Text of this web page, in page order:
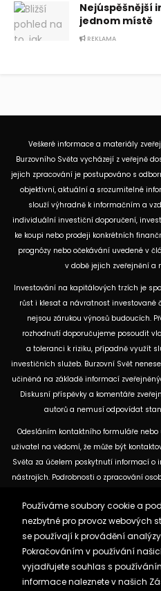
Nejúspěšnější
jednom místě
REKLAMA
Veškeré informace a materiály
Burzovního Světa vycházejí z veřejně
jejich zpracování je postupováno s
objektivní, aktuální a srozumitelné
slouží výhradně k informačním a
individuální investiční doporučení,
ke koupi nebo prodeji konkrétních
prognózy nebo očekávání uvedené v
v době jejich zveřejnění a
Investování na kapitálových trzích je
růst i klesat a návratnost investované
nejsou zárukou výnosů budoucích.
rozhodnutí doporučujeme posoudit
a toleranci k riziku, případně využít
investičních služeb. Burzovní Svět
učiněná na základě informací
Diskusní příspěvky a komentáře
autorů a nemusí odpovídat
Odesláním kontaktního formuláře
uživatel na vědomí, že může být
Světa za účelem poskytnutí informací
nástrojích. Podrobnosti o zpracování
dostupných na těchto internetových
být uvedeny informace o použitých
ke kterému se vztahují
Zásady ochrany osobních
Používáme soubory cookie a
nezbytné pro provoz webových
se používají k provádění
Pokračováním v používání
vyjadřujete souhlas s
informace naleznete v našich